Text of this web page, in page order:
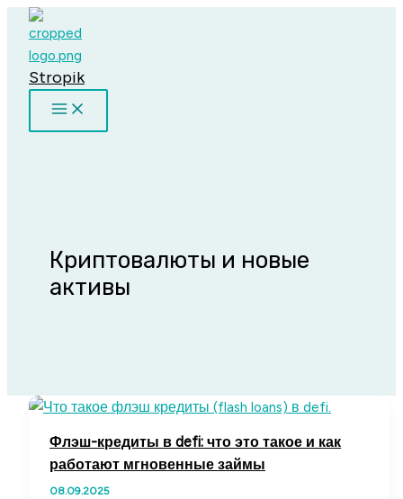
Перейти
содержимому
Stropik
Криптовалюты и новые
активы
Флэш-кредиты в defi: что это такое и как
работают мгновенные займы
08.09.2025